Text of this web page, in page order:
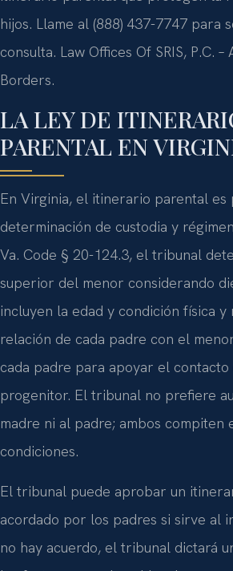
hijos. Llame al (888) 437-7747 para
consulta. Law Offices Of SRIS, P.C.
Borders.
LA LEY DE
PARENTAL EN
En Virginia, el itinerario parental es
determinación de custodia y
Va. Code § 20-124.3, el tribunal
superior del menor considerando
incluyen la edad y condición física
relación de cada padre con el
cada padre para apoyar el
progenitor. El tribunal no prefiere
madre ni al padre; ambos compiten
condiciones.
El tribunal puede aprobar un
acordado por los padres si sirve al
no hay acuerdo, el tribunal dictará